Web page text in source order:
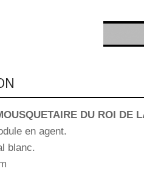
DU ROI DE
en agent.
blanc.